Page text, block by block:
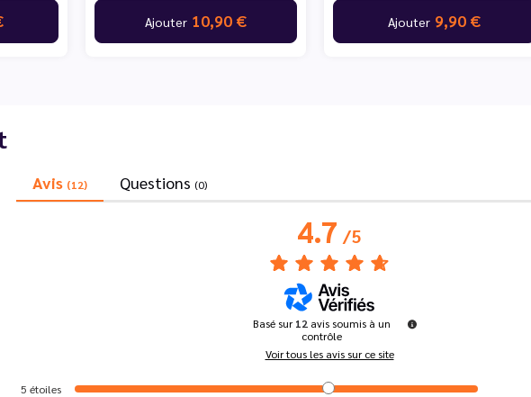
Ajouter 10,90 € Ajouter 9,90 €
Avis (12) Questions (0)
4.7/5
Basé sur12 avis soumis à un
contrôle
Voir tous les avis sur ce site
5 étoiles